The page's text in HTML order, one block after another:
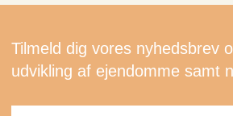
Tilmeld dig vores nyhedsbrev
udvikling af ejendomme samt